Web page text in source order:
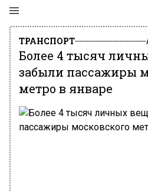
ТРАНСПОРТ
Более 4 тысяч
забыли пассажиры
метро в январе